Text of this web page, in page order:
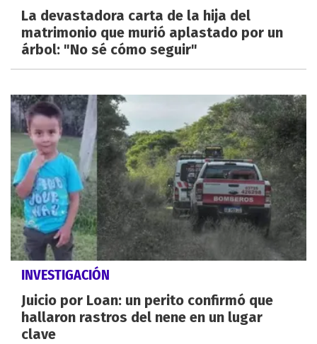
La devastadora carta de la hija del
matrimonio que murió aplastado por un
árbol: "No sé cómo seguir"
INVESTIGACIÓN
Juicio por Loan: un perito confirmó que
hallaron rastros del nene en un lugar
clave